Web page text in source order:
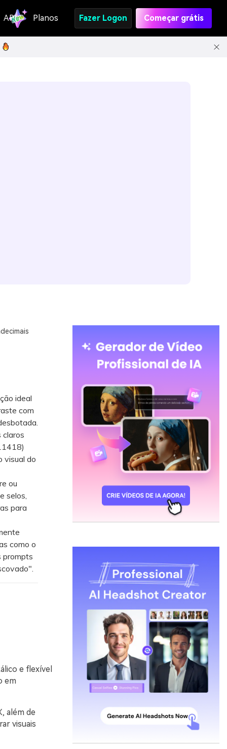
API Planos Fazer Logon Começar grátis
ideal
com
visual do
ou
selos,
para
como o
prompts
e flexível
em
além de
visuais